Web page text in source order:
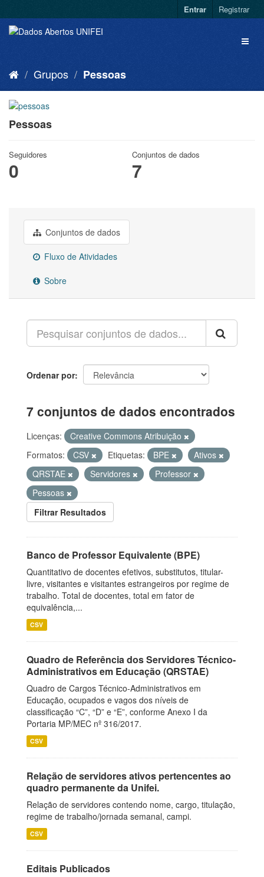
Entrar Registrar
Grupos Pessoas
Pessoas
Seguidores
0
Conjuntos de dados
7
Conjuntos de dados
Fluxo de Atividades
Sobre
Ordenar por
7 conjuntos de dados encontrados
Licenças:
Creative Commons Atribuição
Formatos:
CSV Etiquetas: BPE
Ativos
QRSTAE
Servidores
Professor
Pessoas
Filtrar Resultados
Banco de Professor Equivalente (BPE)
Quantitativo de docentes efetivos, substitutos, titular-
livre, visitantes e visitantes estrangeiros por regime de
trabalho. Total de docentes, total em fator de
equivalência,...
CSV
Quadro de Referência dos Servidores Técnico-
Administrativos em Educação (QRSTAE)
Quadro de Cargos Técnico-Administrativos em
Educação, ocupados e vagos dos níveis de
classificação “C”, “D” e “E”, conforme Anexo I da
Portaria MP/MEC nº 316/2017.
CSV
Relação de servidores ativos pertencentes ao
quadro permanente da Unifei.
Relação de servidores contendo nome, cargo, titulação,
regime de trabalho/jornada semanal, campi.
CSV
Editais Publicados